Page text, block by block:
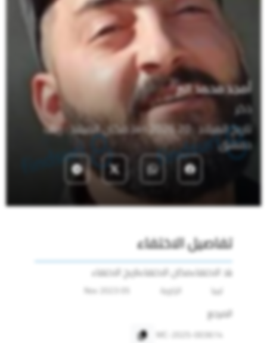
أمجد محمد البر
ذكر
تاريخ الميلاد : 20 Jan 2026 مكان الميلاد : ريف
دمشق
تفاصيل الاختفاء
بلد الاختفاء
ليبيا
مكان الاختفاء
الزاوية
تاريخ الاختفاء
05 Nov 2023
المرجع
MC-2025-003614